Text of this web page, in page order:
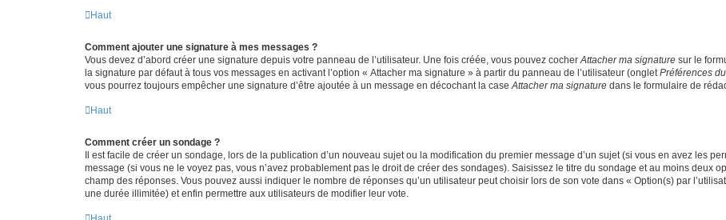
Haut
Comment ajouter une signature à mes messages ?
Vous devez d’abord créer une signature depuis votre panneau de l’utilisateur. Une fois créée, vous pouvez cocher Attacher ma signature sur le
la signature par défaut à tous vos messages en activant l’option « Attacher ma signature » à partir du panneau de l’utilisateur (onglet Préférences
vous pourrez toujours empêcher une signature d’être ajoutée à un message en décochant la case Attacher ma signature dans le formulaire de
Haut
Comment créer un sondage ?
Il est facile de créer un sondage, lors de la publication d’un nouveau sujet ou la modification du premier message d’un sujet (si vous en avez les
message (si vous ne le voyez pas, vous n’avez probablement pas le droit de créer des sondages). Saisissez le titre du sondage et au moins deux
champ des réponses. Vous pouvez aussi indiquer le nombre de réponses qu’un utilisateur peut choisir lors de son vote dans « Option(s) par
une durée illimitée) et enfin permettre aux utilisateurs de modifier leur vote.